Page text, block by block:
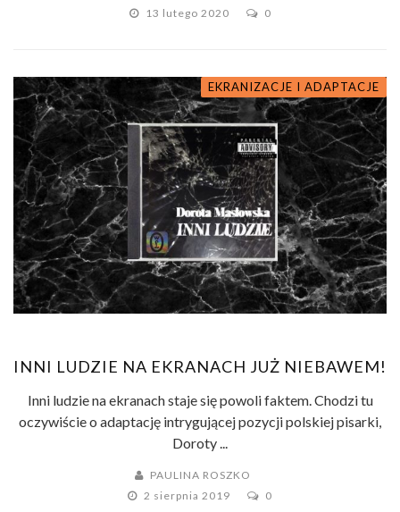
13 lutego 2020
0
EKRANIZACJE I ADAPTACJE
INNI LUDZIE NA EKRANACH JUŻ NIEBAWEM!
Inni ludzie na ekranach staje się powoli faktem. Chodzi tu
oczywiście o adaptację intrygującej pozycji polskiej pisarki,
Doroty ...
PAULINA ROSZKO
2 sierpnia 2019
0